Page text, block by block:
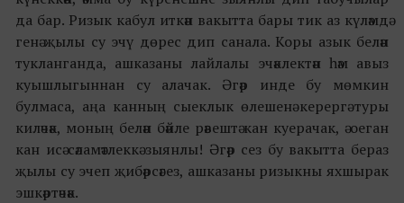
да бар. Ризык кабул иткән вакытта бары тик аз күләмдә
генә җылы су эчү дөрес дип санала. Коры азык белән
тукланганда, ашказаны лайлалы эчәклектән һәм авыз
куышлыгыннан су алачак. Әгәр инде бу мөмкин
булмаса, аңа канның сыеклык өлешенә керергә туры
киләчәк, моның белән бәйле рәвештә кан куерачак, ә оеган
кан исә сәламәтлеккә зыянлы! Әгәр сез бу вакытта бераз
җылы су эчеп җибәрсәгез, ашказаны ризыкны яхшырак
эшкәртәчәк.